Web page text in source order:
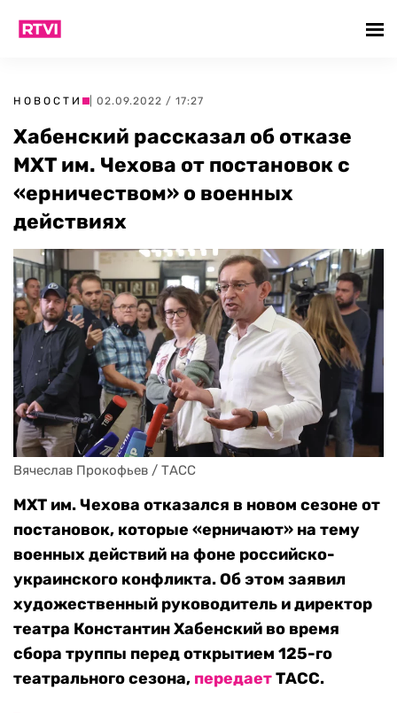
НОВОСТИ | 02.09.2022 / 17:27
Хабенский рассказал об отказе
МХТ им. Чехова от постановок с
«ерничеством» о военных
действиях
Вячеслав Прокофьев / ТАСС
МХТ им. Чехова отказался в новом сезоне от
постановок, которые «ерничают» на тему
военных действий на фоне российско-
украинского конфликта.Об этом заявил
художественный руководитель и директор
театра Константин Хабенский во время
сбора труппы перед открытием 125-го
театрального сезона, передаетТАСС.